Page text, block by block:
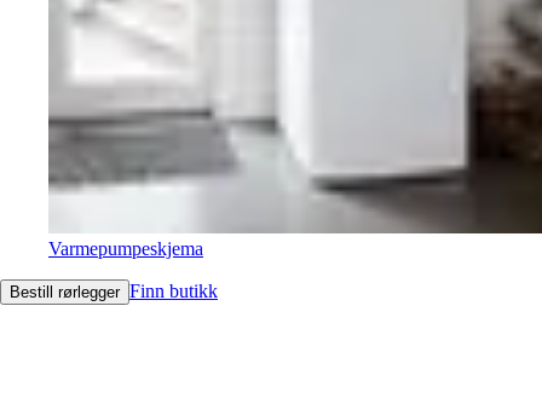
Varmepumpeskjema
Bestill rørlegger Finn butikk